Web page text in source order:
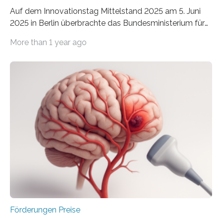
Auf dem Innovationstag Mittelstand 2025 am 5. Juni
2025 in Berlin überbrachte das Bundesministerium für
Überplanmäßige Verpflichtungsermächtigungen in
Woche vom Haushaltsausschuss freigegeben – unter
anderem zur Unterstützung der
Industrieforschungsprogramme Industrielle
Gemeinschaftsforschung (IGF), Zentrales
Innovationsprogramm Mittelstand (ZIM) und
Innovationskompetenz INNO-KOM. Auf dem
Innovationstag Mittelstand 2025 am 5. Juni 2025 in
Berlin überbrachte das Bundesministerium für
Wirtschaft und Energie eine gute Nachricht:
Überplanmäßige Verpflichtungsermächtigungen in
More than 1 year ago
Förderungen Preise